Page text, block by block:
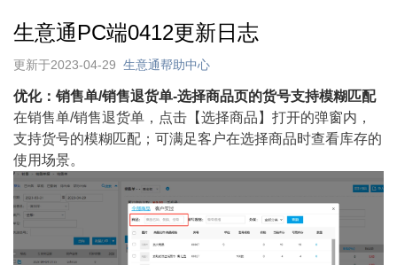
生意通PC端0412更新日志
更新于2023-04-29 生意通帮助中心
优化：销售单/销售退货单-选择商品页的货号支持模糊匹配
在销售单/销售退货单，点击【选择商品】打开的弹窗内，
支持货号的模糊匹配；可满足客户在选择商品时查看库存的
使用场景。